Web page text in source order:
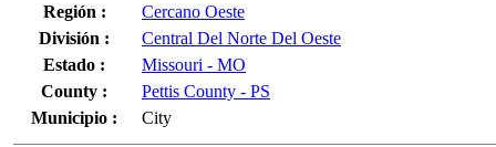
Región :
Cercano Oeste
División :
Central Del Norte Del Oeste
Estado :
Missouri - MO
County :
Pettis County - PS
Municipio :
City